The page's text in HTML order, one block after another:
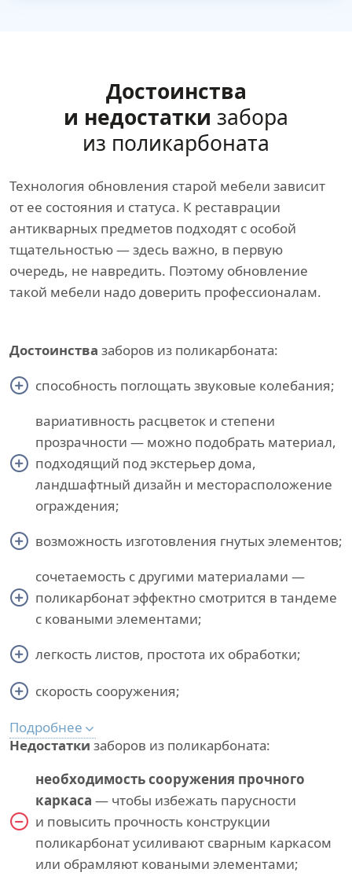
Достоинства
и недостатки забора
из поликарбоната
Технология обновления старой мебели зависит
от ее состояния и статуса. К реставрации
антикварных предметов подходят с особой
тщательностью — здесь важно, в первую
очередь, не навредить. Поэтому обновление
такой мебели надо доверить профессионалам.
Достоинства заборов из поликарбоната:
способность поглощать звуковые колебания;
вариативность расцветок и степени
прозрачности — можно подобрать материал,
подходящий под экстерьер дома,
ландшафтный дизайн и месторасположение
ограждения;
возможность изготовления гнутых элементов;
сочетаемость с другими материалами —
поликарбонат эффектно смотрится в тандеме
с коваными элементами;
легкость листов, простота их обработки;
скорость сооружения;
Подробнее
Недостатки заборов из поликарбоната:
необходимость сооружения прочного
каркаса — чтобы избежать парусности
и повысить прочность конструкции
поликарбонат усиливают сварным каркасом
или обрамляют коваными элементами;